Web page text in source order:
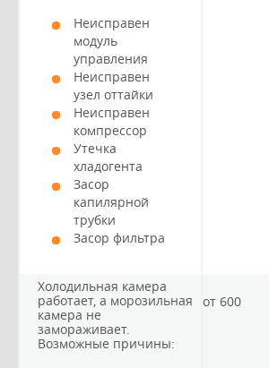
Неисправен
модуль
управления
Неисправен
узел оттайки
Неисправен
компрессор
Утечка
хладогента
Засор
капилярной
трубки
Засор фильтра
Холодильная камера
работает, а морозильная
камера не
замораживает.
Возможные причины:
от 600